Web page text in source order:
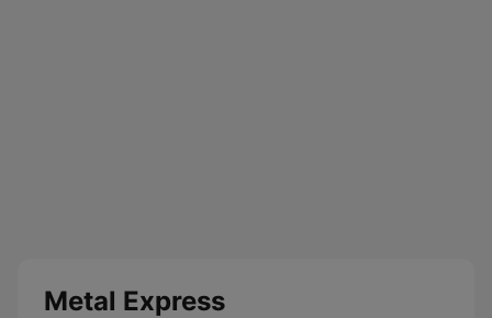
Metal Express